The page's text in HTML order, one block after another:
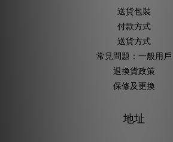
送貨包裝
付款方式
送貨方式
常見問題：一般用戶
退換貨政策
保修及更換
地址